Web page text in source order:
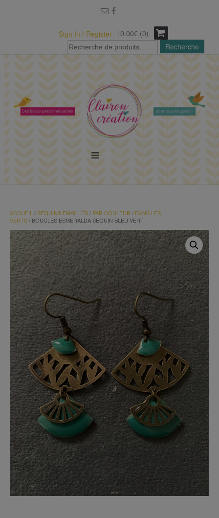
Sign In / Register
0.00€ (0)
Recherche
pour :
Recherche
ACCUEIL /SEQUINS EMAILLÉS/ PAR COULEUR / DANS LES
VERTS/ BOUCLES ESMERALDA SEQUIN BLEU VERT